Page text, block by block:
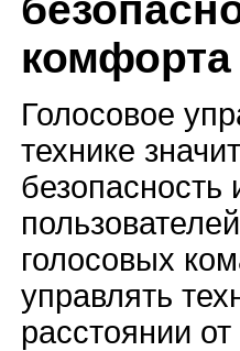
комфорта
Голосовое
технике
голосовых
управлять
расстоянии